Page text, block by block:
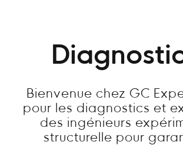
Bienvenue chez GC
pour les diagnostics et
des ingénieurs
structurelle pour